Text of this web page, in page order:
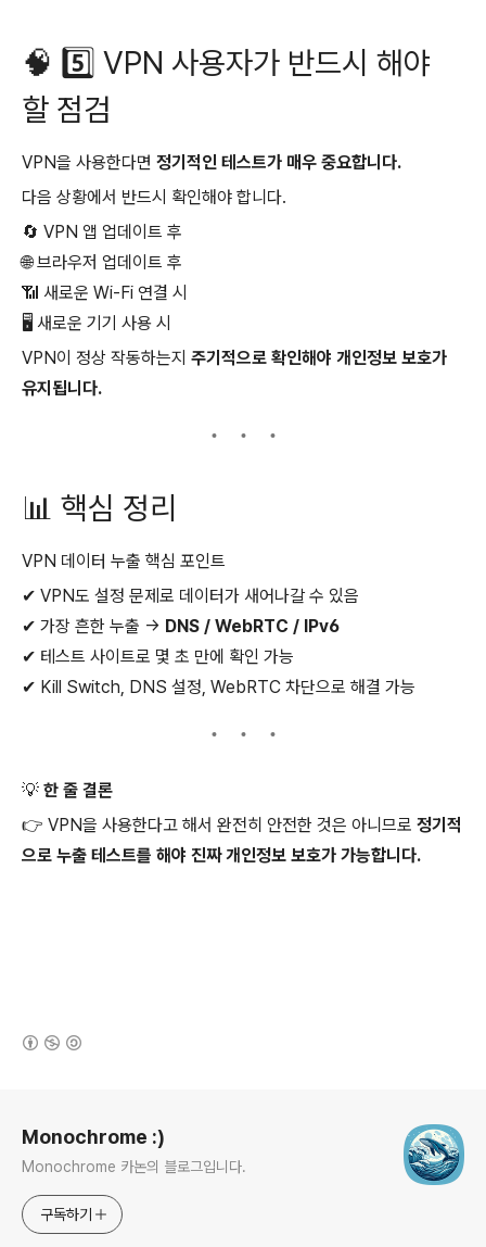
🧠 5️⃣ VPN 사용자가 반드시 해야
할 점검
VPN을 사용한다면 정기적인 테스트가 매우 중요합니다.
다음 상황에서 반드시 확인해야 합니다.
🔄 VPN 앱 업데이트 후
🌐 브라우저 업데이트 후
📶 새로운 Wi-Fi 연결 시
🖥 새로운 기기 사용 시
VPN이 정상 작동하는지 주기적으로 확인해야 개인정보 보호가
유지됩니다.
📊 핵심 정리
VPN 데이터 누출 핵심 포인트
✔ VPN도 설정 문제로 데이터가 새어나갈 수 있음
✔ 가장 흔한 누출 → DNS / WebRTC / IPv6
✔ 테스트 사이트로 몇 초 만에 확인 가능
✔ Kill Switch, DNS 설정, WebRTC 차단으로 해결 가능
💡 한 줄 결론
👉 VPN을 사용한다고 해서 완전히 안전한 것은 아니므로 정기적
으로 누출 테스트를 해야 진짜 개인정보 보호가 가능합니다.
Monochrome :)
Monochrome 카논의 블로그입니다.
구독하기